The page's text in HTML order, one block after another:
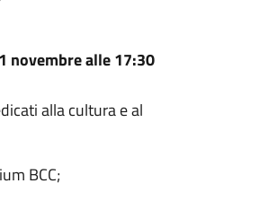
novembre alle 17:30
alla cultura e al
BCC;